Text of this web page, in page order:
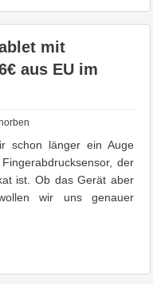
mit
aus EU im
schon länger ein Auge
der
ist. Ob das Gerät aber
wir uns genauer